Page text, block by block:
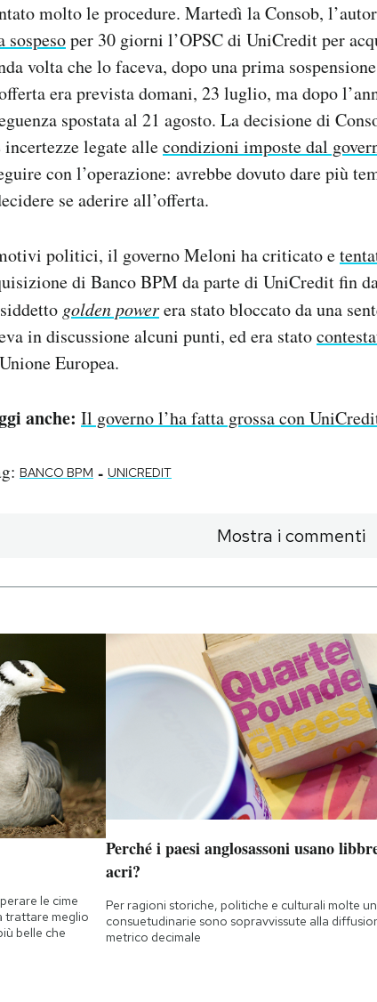
molto le procedure. Martedì la Consob,
sospesoper 30 giorni l’OPSC di UniCredit per
volta che lo faceva, dopo una prima
era prevista domani, 23 luglio, ma dopo
spostata al 21 agosto. La decisione di
legate allecondizioni imposte dal
con l’operazione: avrebbe dovuto dare più
se aderire all’offerta.
politici, il governo Meloni ha criticato e
di Banco BPM da parte di UniCredit fin
golden powerera stato bloccato da una
in discussione alcuni punti, ed era stato
Europea.
anche: Il governo l’ha fatta grossa con
BANCO BPM - UNICREDIT
Mostra i commenti
le cime
trattare meglio
belle che
Perché i paesi anglosassoni usano
acri?
Per ragioni storiche, politiche e culturali molte
consuetudinarie sono sopravvissute alla
metrico decimale